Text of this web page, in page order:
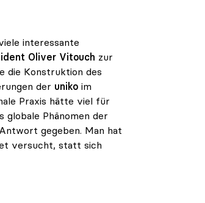
interessante
Oliver Vitouch zur
die Konstruktion des
der uniko im
Praxis hätte viel für
Phänomen der
gegeben. Man hat
versucht, statt sich